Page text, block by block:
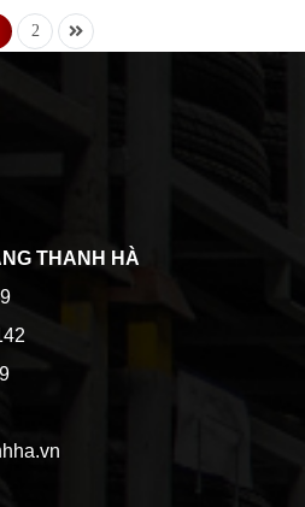
2
THANH HÀ